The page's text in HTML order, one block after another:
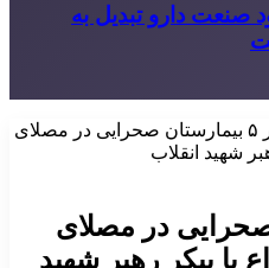
سود صنعت دارو تبدیل به
استقرار ۵ بیمارستان صحرایی در مصلای
شهید انقلاب
صحرایی در مصلای
با پیکر رهبر شهید